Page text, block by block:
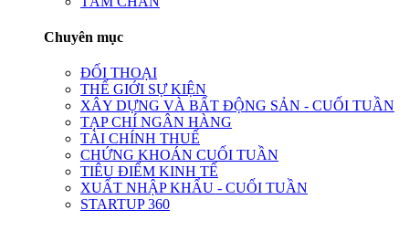
Chuyên mục
ĐỐI THOẠI
THẾ GIỚI SỰ KIỆN
XÂY DỰNG VÀ BẤT ĐỘNG SẢN - CUỐI TUẦN
TẠP CHÍ NGÂN HÀNG
TÀI CHÍNH THUẾ
CHỨNG KHOÁN CUỐI TUẦN
TIÊU ĐIỂM KINH TẾ
XUẤT NHẬP KHẨU - CUỐI TUẦN
STARTUP 360